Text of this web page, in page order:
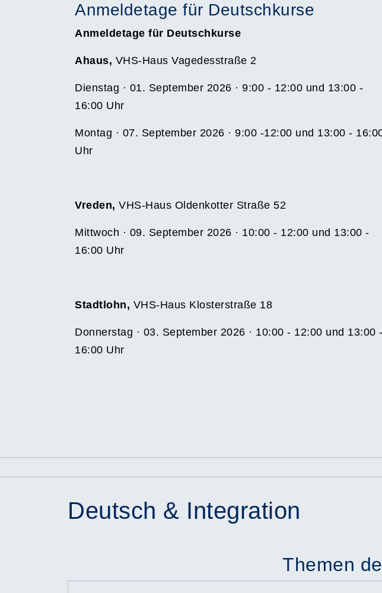
Anmeldetage für Deutschkurse
Anmeldetage für Deutschkurse
Ahaus, VHS-Haus Vagedesstraße 2
Dienstag · 01. September 2026 · 9:00 - 12:00 und 13:00 -
16:00 Uhr
Montag · 07. September 2026 · 9:00 -12:00 und 13:00 -
Uhr
Vreden, VHS-Haus Oldenkotter Straße 52
Mittwoch · 09. September 2026 · 10:00 - 12:00 und 13:00 -
16:00 Uhr
Stadtlohn, VHS-Haus Klosterstraße 18
Donnerstag · 03. September 2026 · 10:00 - 12:00 und 13:00 -
16:00 Uhr
Deutsch & Integration
Themen